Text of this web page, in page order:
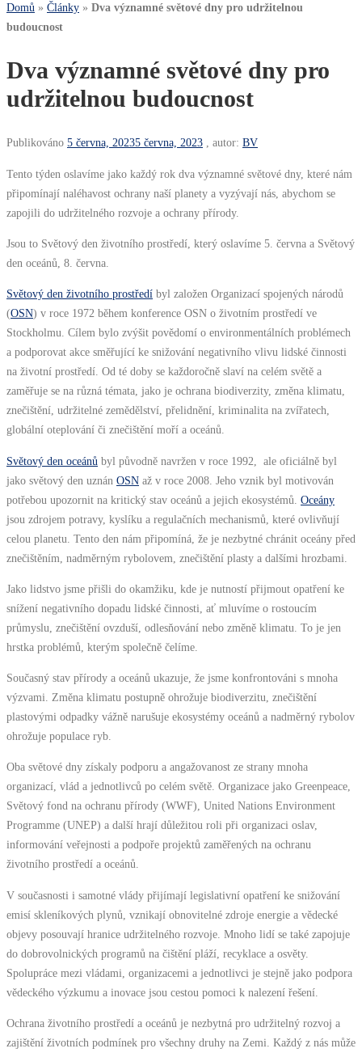
Domů » Články » Dva významné světové dny pro udržitelnou
budoucnost
Dva významné světové dny pro
udržitelnou budoucnost
Publikováno 5 června, 20235 června, 2023 , autor: BV
Tento týden oslavíme jako každý rok dva významné světové dny, které nám
připomínají naléhavost ochrany naší planety a vyzývají nás, abychom se
zapojili do udržitelného rozvoje a ochrany přírody.
Jsou to Světový den životního prostředí, který oslavíme 5. června a Světový
den oceánů, 8. června.
Světový den životního prostředí byl založen Organizací spojených národů
(OSN) v roce 1972 během konference OSN o životním prostředí ve
Stockholmu. Cílem bylo zvýšit povědomí o environmentálních problémech
a podporovat akce směřující ke snižování negativního vlivu lidské činnosti
na životní prostředí. Od té doby se každoročně slaví na celém světě a
zaměřuje se na různá témata, jako je ochrana biodiverzity, změna klimatu,
znečištění, udržitelné zemědělství, přelidnění, kriminalita na zvířatech,
globální oteplování či znečištění moří a oceánů.
Světový den oceánů byl původně navržen v roce 1992, ale oficiálně byl
jako světový den uznán OSN až v roce 2008. Jeho vznik byl motivován
potřebou upozornit na kritický stav oceánů a jejich ekosystémů. Oceány
jsou zdrojem potravy, kyslíku a regulačních mechanismů, které ovlivňují
celou planetu. Tento den nám připomíná, že je nezbytné chránit oceány před
znečištěním, nadměrným rybolovem, znečištění plasty a dalšími hrozbami.
Jako lidstvo jsme přišli do okamžiku, kde je nutností přijmout opatření ke
snížení negativního dopadu lidské činnosti, ať mluvíme o rostoucím
průmyslu, znečištění ovzduší, odlesňování nebo změně klimatu. To je jen
hrstka problémů, kterým společně čelíme.
Současný stav přírody a oceánů ukazuje, že jsme konfrontováni s mnoha
výzvami. Změna klimatu postupně ohrožuje biodiverzitu, znečištění
plastovými odpadky vážně narušuje ekosystémy oceánů a nadměrný rybolov
ohrožuje populace ryb.
Oba světové dny získaly podporu a angažovanost ze strany mnoha
organizací, vlád a jednotlivců po celém světě. Organizace jako Greenpeace,
Světový fond na ochranu přírody (WWF), United Nations Environment
Programme (UNEP) a další hrají důležitou roli při organizaci oslav,
informování veřejnosti a podpoře projektů zaměřených na ochranu
životního prostředí a oceánů.
V současnosti i samotné vlády přijímají legislativní opatření ke snižování
emisí skleníkových plynů, vznikají obnovitelné zdroje energie a vědecké
objevy posouvají hranice udržitelného rozvoje. Mnoho lidí se také zapojuje
do dobrovolnických programů na čištění pláží, recyklace a osvěty.
Spolupráce mezi vládami, organizacemi a jednotlivci je stejně jako podpora
vědeckého výzkumu a inovace jsou cestou pomoci k nalezení řešení.
Ochrana životního prostředí a oceánů je nezbytná pro udržitelný rozvoj a
zajištění životních podmínek pro všechny druhy na Zemi. Každý z nás může